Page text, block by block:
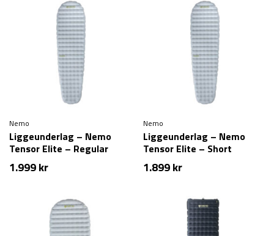
Nemo
Liggeunderlag – Nemo
Tensor Elite – Regular
1.999kr
Nemo
Liggeunderlag – Nemo
Tensor Elite – Short
1.899kr